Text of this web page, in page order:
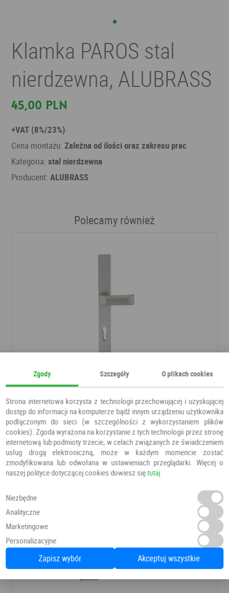
Klamka PAROS stal
nierdzewna, ALUBRASS
45,00 PLN
+VAT (8%/23%)
Cena montażu:Zależna od ilości oraz zakresu prac
Kategoria:stal nierdzewna
Producent:ALUBRASS
Polecamy również
Klamka NEO tytan
KlamkiALUBRASS
143,00 PLN
Zgody Szczegóły O plikach cookies
Strona internetowa korzysta z technologii przechowującej i uzyskującej
dostęp do informacji na komputerze bądź innym urządzeniu użytkownika
podłączonym do sieci (w szczególności z wykorzystaniem plików
cookies). Zgoda wyrażona na korzystanie z tych technologii przez stronę
internetową lub podmioty trzecie, w celach związanych ze świadczeniem
usług drogą elektroniczną, może w każdym momencie zostać
zmodyfikowana lub odwołana w ustawieniach przeglądarki. Więcej o
naszej polityce dotyczącej cookies dowiesz siętutaj
Niezbędne
Analityczne
Marketingowe
Personalizacyjne
Zapisz wybór Akceptuj wszystkie